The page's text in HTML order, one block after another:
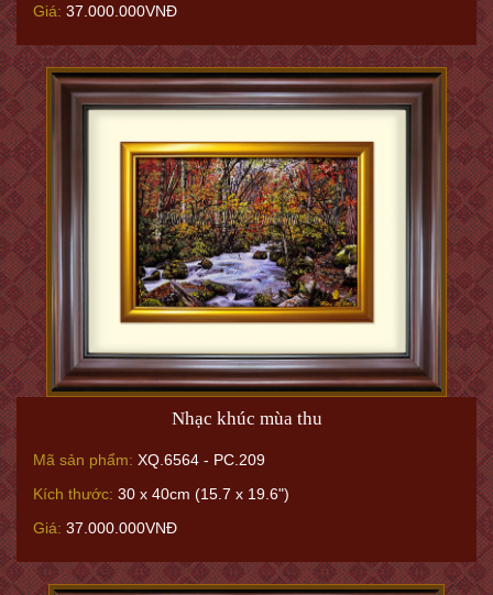
Rừng Thu Nắng Vàng
Mã sản phẩm:
XQ.6565 - (PC 211)
Kích thước:
40 x 50 cm (15.7 x 19.6”) - có khung/ with frame
Giá:
37.000.000VNĐ